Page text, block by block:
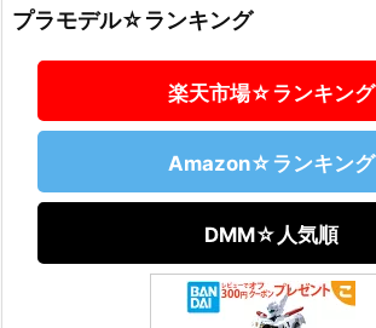
プラモデル☆ランキング
楽天市場☆ランキング
Amazon☆ランキング
DMM☆人気順